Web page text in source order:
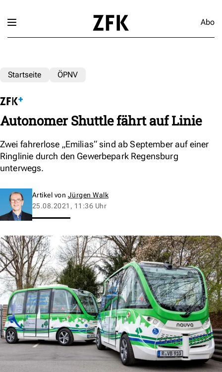
Abo
Startseite ÖPNV
Autonomer Shuttle fährt auf Linie
Zwei fahrerlose „Emilias“ sind ab September auf einer
Ringlinie durch den Gewerbepark Regensburg
unterwegs.
Artikel von Jürgen Walk
25.08.2021, 11:36 Uhr